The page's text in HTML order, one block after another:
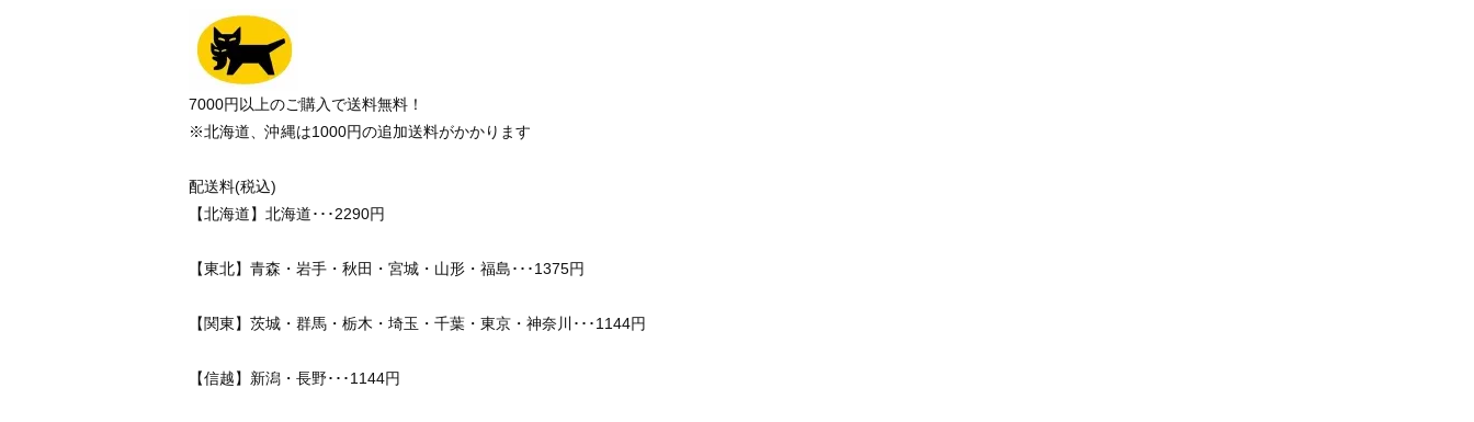
7000円以上のご購入で送料無料！
※北海道、沖縄は1000円の追加送料がかかります
配送料(税込)
【北海道】北海道･･･2290円
【東北】青森・岩手・秋田・宮城・山形・福島･･･1375円
【関東】茨城・群馬・栃木・埼玉・千葉・東京・神奈川･･･1144円
【信越】新潟・長野･･･1144円